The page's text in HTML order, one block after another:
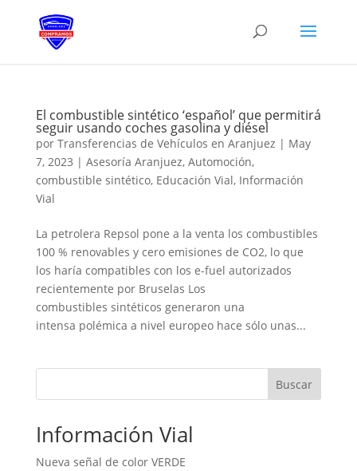
El combustible sintético ‘español’ que permitirá
seguir usando coches gasolina y diésel
por Transferencias de Vehículos en Aranjuez | May
7, 2023 | Asesoría Aranjuez, Automoción,
combustible sintético, Educación Vial, Información
Vial
La petrolera Repsol pone a la venta los combustibles
100 % renovables y cero emisiones de CO2, lo que
los haría compatibles con los e-fuel autorizados
recientemente por Bruselas Los
combustibles sintéticos generaron una
intensa polémica a nivel europeo hace sólo unas...
Buscar
Información Vial
Nueva señal de color VERDE